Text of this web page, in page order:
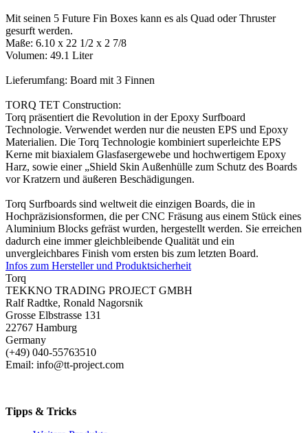
Mit seinen 5 Future Fin Boxes kann es als Quad oder Thruster
gesurft werden.
Maße: 6.10 x 22 1/2 x 2 7/8
Volumen: 49.1 Liter
Lieferumfang: Board mit 3 Finnen
TORQ TET Construction:
Torq präsentiert die Revolution in der Epoxy Surfboard
Technologie. Verwendet werden nur die neusten EPS und Epoxy
Materialien. Die Torq Technologie kombiniert superleichte EPS
Kerne mit biaxialem Glasfasergewebe und hochwertigem Epoxy
Harz, sowie einer „Shield Skin Außenhülle zum Schutz des Boards
vor Kratzern und äußeren Beschädigungen.
Torq Surfboards sind weltweit die einzigen Boards, die in
Hochpräzisionsformen, die per CNC Fräsung aus einem Stück eines
Aluminium Blocks gefräst wurden, hergestellt werden. Sie erreichen
dadurch eine immer gleichbleibende Qualität und ein
unvergleichbares Finish vom ersten bis zum letzten Board.
Infos zum Hersteller und Produktsicherheit
Torq
TEKKNO TRADING PROJECT GMBH
Ralf Radtke, Ronald Nagorsnik
Grosse Elbstrasse 131
22767 Hamburg
Germany
(+49) 040-55763510
Email: info@tt-project.com
Tipps & Tricks